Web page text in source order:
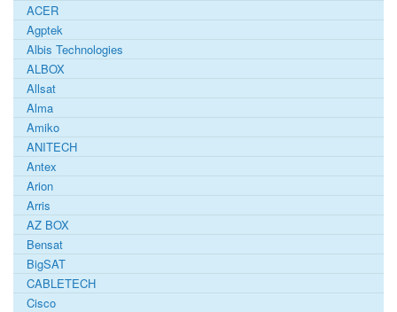
ACER
Agptek
Albis Technologies
ALBOX
Allsat
Alma
Amiko
ANITECH
Antex
Arion
Arris
AZ BOX
Bensat
BigSAT
CABLETECH
Cisco